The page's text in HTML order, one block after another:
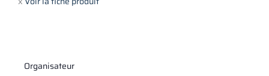
Organisateur